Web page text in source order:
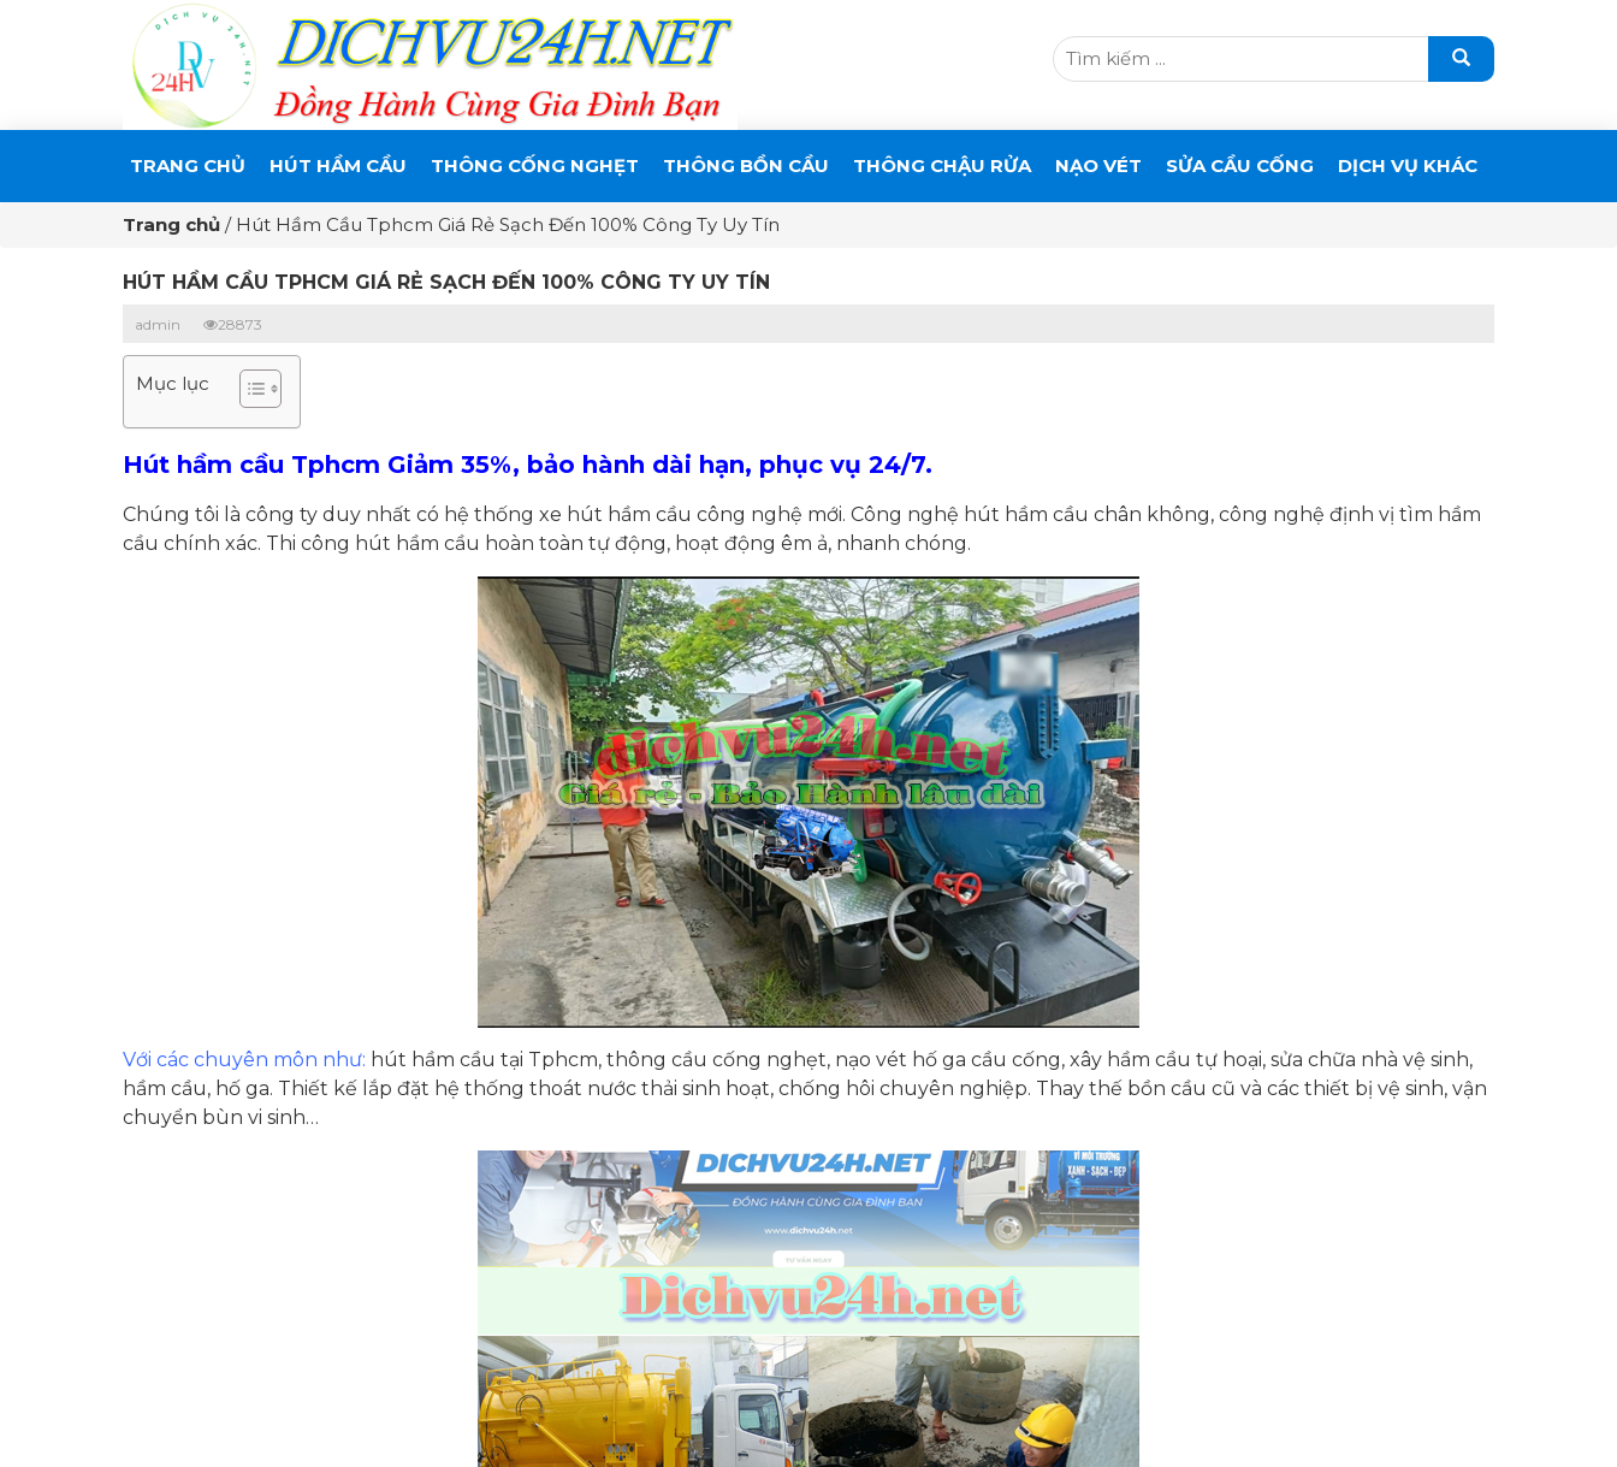
TRANG CHỦ HÚT HẦM CẦU THÔNG CỐNG NGHẸT THÔNG BỒN CẦU THÔNG CHẬU RỬA NẠO VÉT SỬA CẦU CỐNG DỊCH VỤ KHÁC
Trang chủ / Hút Hầm Cầu Tphcm Giá Rẻ Sạch Đến 100% Công Ty Uy Tín
HÚT HẦM CẦU TPHCM GIÁ RẺ SẠCH ĐẾN 100% CÔNG TY UY TÍN
admin 28873
Mục lục
Hút hầm cầu Tphcm Giảm 35%, bảo hành dài hạn, phục vụ 24/7.
Chúng tôi là công ty duy nhất có hệ thống xe hút hầm cầu công nghệ mới. Công nghệ hút hầm cầu chân không, công nghệ định vị tìm hầm
cầu chính xác. Thi công hút hầm cầu hoàn toàn tự động, hoạt động êm ả, nhanh chóng.
Với các chuyên môn như: hút hầm cầu tại Tphcm, thông cầu cống nghẹt, nạo vét hố ga cầu cống, xây hầm cầu tự hoại, sửa chữa nhà vệ sinh,
hầm cầu, hố ga. Thiết kế lắp đặt hệ thống thoát nước thải sinh hoạt, chống hôi chuyên nghiệp. Thay thế bồn cầu cũ và các thiết bị vệ sinh, vận
chuyển bùn vi sinh…